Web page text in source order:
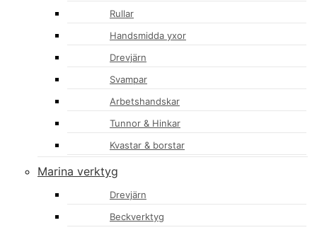
Rullar
Handsmidda yxor
Drevjärn
Svampar
Arbetshandskar
Tunnor & Hinkar
Kvastar & borstar
Marina verktyg
Drevjärn
Beckverktyg